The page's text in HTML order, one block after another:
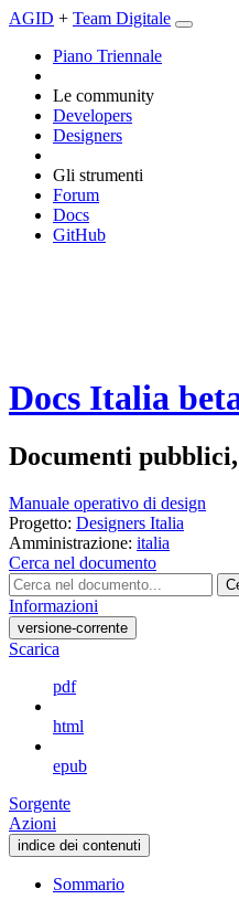
AGID + Team Digitale
Piano Triennale
Le community
Developers
Designers
Gli strumenti
Forum
Docs
GitHub
Docs Italia
Documenti
Manuale operativo di design
Progetto: Designers Italia
Amministrazione: italia
Cerca nel documento
Informazioni
versione-corrente
Scarica
pdf
html
epub
Sorgente
Azioni
indice dei contenuti
Sommario